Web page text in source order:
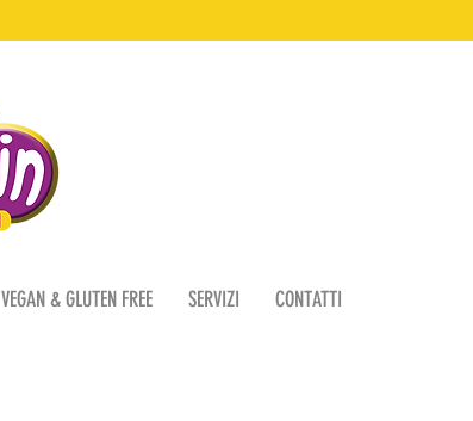
VEGAN & GLUTEN FREE SERVIZI CONTATTI